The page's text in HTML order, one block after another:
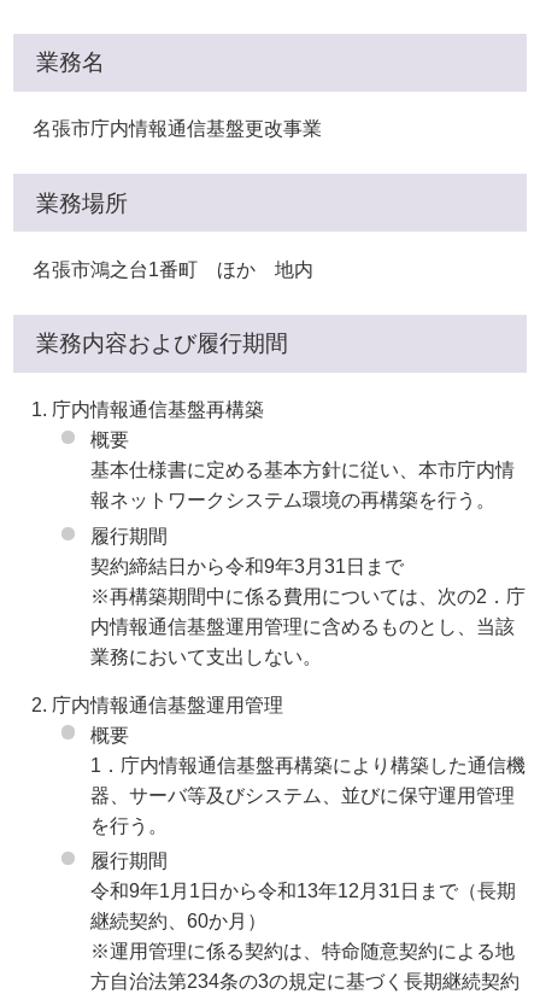
業務名
名張市庁内情報通信基盤更改事業
業務場所
名張市鴻之台1番町 ほか 地内
業務内容および履行期間
庁内情報通信基盤再構築
概要
基本仕様書に定める基本方針に従い、本市庁内情
報ネットワークシステム環境の再構築を行う。
履行期間
契約締結日から令和9年3月31日まで
※再構築期間中に係る費用については、次の2．庁
内情報通信基盤運用管理に含めるものとし、当該
業務において支出しない。
庁内情報通信基盤運用管理
概要
1．庁内情報通信基盤再構築により構築した通信機
器、サーバ等及びシステム、並びに保守運用管理
を行う。
履行期間
令和9年1月1日から令和13年12月31日まで（長期
継続契約、60か月）
※運用管理に係る契約は、特命随意契約による地
方自治法第234条の3の規定に基づく長期継続契約